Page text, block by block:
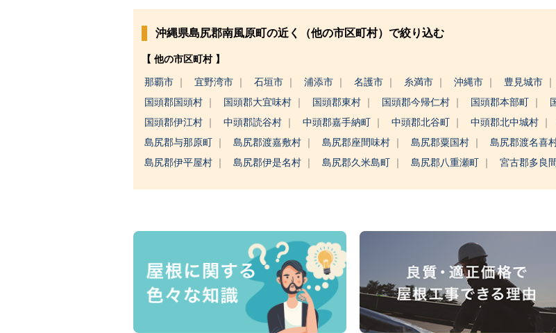
沖縄県島尻郡南風原町の近く（他の市区町村）で絞り込む
【 他の市区町村 】
那覇市 宜野湾市 石垣市 浦添市 名護市 糸満市 沖縄市 豊見城市
国頭郡国頭村
国頭郡大宜味村 国頭郡東村 国頭郡今帰仁村 国頭郡本部町
国頭郡伊江村
中頭郡読谷村 中頭郡嘉手納町 中頭郡北谷町 中頭郡北中城村
島尻郡与那原町
島尻郡渡嘉敷村 島尻郡座間味村 島尻郡粟国村 島尻郡渡名喜
島尻郡伊平屋村
島尻郡伊是名村 島尻郡久米島町 島尻郡八重瀬町 宮古郡多良